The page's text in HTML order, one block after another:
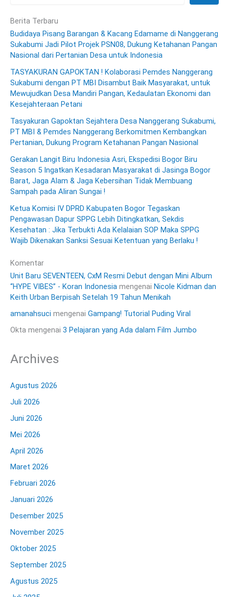
Berita Terbaru
Budidaya Pisang Barangan & Kacang Edamame di Nanggerang
Sukabumi Jadi Pilot Projek PSN08, Dukung Ketahanan Pangan
Nasional dari Pertanian Desa untuk Indonesia
TASYAKURAN GAPOKTAN ! Kolaborasi Pemdes Nanggerang
Sukabumi dengan PT MBI Disambut Baik Masyarakat, untuk
Mewujudkan Desa Mandiri Pangan, Kedaulatan Ekonomi dan
Kesejahteraan Petani
Tasyakuran Gapoktan Sejahtera Desa Nanggerang Sukabumi,
PT MBI & Pemdes Nanggerang Berkomitmen Kembangkan
Pertanian, Dukung Program Ketahanan Pangan Nasional
Gerakan Langit Biru Indonesia Asri, Ekspedisi Bogor Biru
Season 5 Ingatkan Kesadaran Masyarakat di Jasinga Bogor
Barat, Jaga Alam & Jaga Kebersihan Tidak Membuang
Sampah pada Aliran Sungai !
Ketua Komisi IV DPRD Kabupaten Bogor Tegaskan
Pengawasan Dapur SPPG Lebih Ditingkatkan, Sekdis
Kesehatan : Jika Terbukti Ada Kelalaian SOP Maka SPPG
Wajib Dikenakan Sanksi Sesuai Ketentuan yang Berlaku !
Komentar
Unit Baru SEVENTEEN, CxM Resmi Debut dengan Mini Album
“HYPE VIBES” - Koran Indonesia mengenai Nicole Kidman dan
Keith Urban Berpisah Setelah 19 Tahun Menikah
amanahsuci mengenai Gampang! Tutorial Puding Viral
Okta mengenai 3 Pelajaran yang Ada dalam Film Jumbo
Archives
Agustus 2026
Juli 2026
Juni 2026
Mei 2026
April 2026
Maret 2026
Februari 2026
Januari 2026
Desember 2025
November 2025
Oktober 2025
September 2025
Agustus 2025